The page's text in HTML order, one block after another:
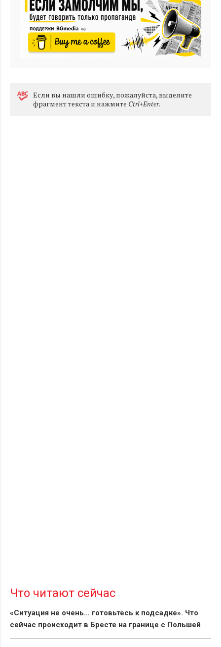
Eсли вы нашли ошибку, пожалуйста, выделите
фрагмент текста и нажмите Ctrl+Enter.
Что читают сейчас
«Ситуация не очень… готовьтесь к подсадке». Что
сейчас происходит в Бресте на границе с Польшей